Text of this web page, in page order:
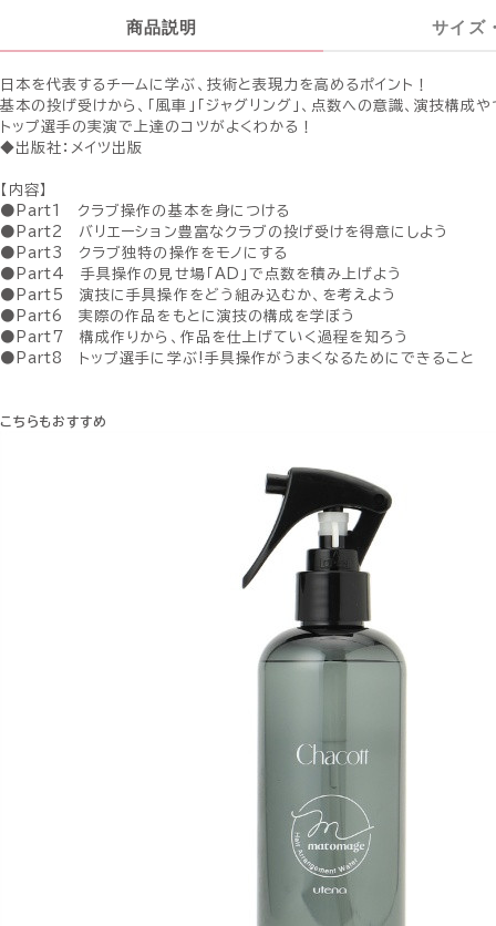
商品説明 サイズ
日本を代表するチームに学ぶ、技術と表現力を高めるポイント！
基本の投げ受けから、「風車」「ジャグリング」、点数への意識、演技構成
トップ選手の実演で上達のコツがよくわかる！
◆出版社：メイツ出版
【内容】
●Part1 クラブ操作の基本を身につける
●Part2 バリエーション豊富なクラブの投げ受けを得意にしよう
●Part3 クラブ独特の操作をモノにする
●Part4 手具操作の見せ場「AD」で点数を積み上げよう
●Part5 演技に手具操作をどう組み込むか、を考えよう
●Part6 実際の作品をもとに演技の構成を学ぼう
●Part7 構成作りから、作品を仕上げていく過程を知ろう
●Part8 トップ選手に学ぶ!手具操作がうまくなるためにできること
こちらもおすすめ